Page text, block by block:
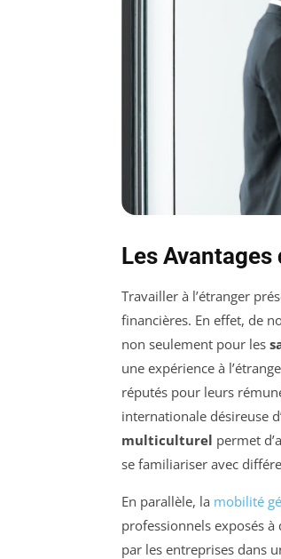
Les Avantages
Travailler à l’étranger
financières. En effet, de
non seulement pour les
une expérience à
réputés pour leurs
internationale désireuse
multiculturel permet
se familiariser avec
En parallèle, la mobilité
professionnels exposés à
par les entreprises dans